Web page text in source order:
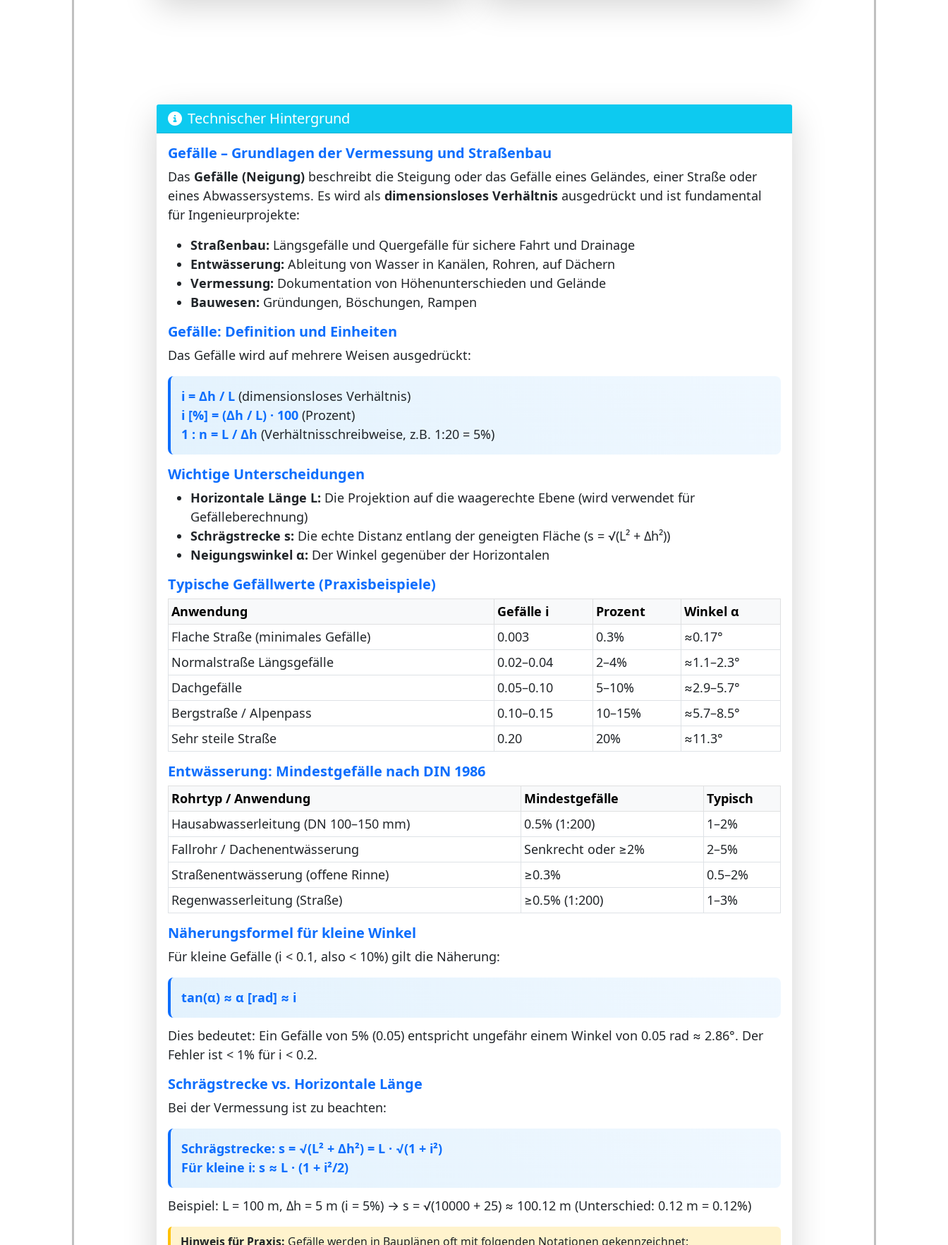
Technischer Hintergrund
Gefälle – Grundlagen der Vermessung und Straßenbau
Das Gefälle (Neigung)beschreibt die Steigung oder das Gefälle eines Geländes, einer Straße oder
eines Abwassersystems. Es wird als dimensionsloses Verhältnisausgedrückt und ist fundamental
für Ingenieurprojekte:
Straßenbau: Längsgefälle und Quergefälle für sichere Fahrt und Drainage
Entwässerung: Ableitung von Wasser in Kanälen, Rohren, auf Dächern
Vermessung: Dokumentation von Höhenunterschieden und Gelände
Bauwesen: Gründungen, Böschungen, Rampen
Gefälle: Definition und Einheiten
Das Gefälle wird auf mehrere Weisen ausgedrückt:
i = Δh / L(dimensionsloses Verhältnis)
i [%] = (Δh / L) · 100(Prozent)
1 : n = L / Δh (Verhältnisschreibweise, z.B. 1:20 = 5%)
Wichtige Unterscheidungen
Horizontale Länge L: Die Projektion auf die waagerechte Ebene (wird verwendet für
Gefälleberechnung)
Schrägstrecke s: Die echte Distanz entlang der geneigten Fläche (s = √(L² + Δh²))
Neigungswinkel α: Der Winkel gegenüber der Horizontalen
Typische Gefällwerte (Praxisbeispiele)
Anwendung Gefälle i Prozent
Winkel α
Flache Straße (minimales Gefälle)
0.003 0.3%
≈0.17°
Normalstraße Längsgefälle
0.02–0.04 2–4%
≈1.1–2.3°
Dachgefälle
0.05–0.10 5–10%
≈2.9–5.7°
Bergstraße / Alpenpass
0.10–0.15 10–15%
≈5.7–8.5°
Sehr steile Straße
0.20 20% ≈11.3°
Entwässerung: Mindestgefälle nach DIN 1986
Rohrtyp / Anwendung Mindestgefälle
Typisch
Hausabwasserleitung (DN 100–150 mm)
0.5% (1:200)
1–2%
Fallrohr / Dachenentwässerung
Senkrecht oder ≥2%
2–5%
Straßenentwässerung (offene Rinne)
≥0.3%
0.5–2%
Regenwasserleitung (Straße)
≥0.5% (1:200) 1–3%
Näherungsformel für kleine Winkel
Für kleine Gefälle (i < 0.1, also < 10%) gilt die Näherung:
tan(α) ≈ α [rad] ≈ i
Dies bedeutet: Ein Gefälle von 5% (0.05) entspricht ungefähr einem Winkel von 0.05 rad ≈ 2.86°. Der
Fehler ist < 1% für i < 0.2.
Schrägstrecke vs. Horizontale Länge
Bei der Vermessung ist zu beachten:
Schrägstrecke: s = √(L² + Δh²) = L · √(1 + i²)
Für kleine i: s ≈ L · (1 + i²/2)
Beispiel: L = 100 m, Δh = 5 m (i = 5%) → s = √(10000 + 25) ≈ 100.12 m (Unterschied: 0.12 m = 0.12%)
Hinweis für Praxis: Gefälle werden in Bauplänen oft mit folgenden Notationen gekennzeichnet: